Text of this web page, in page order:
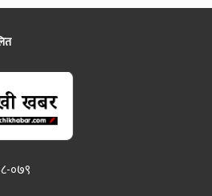
०७९